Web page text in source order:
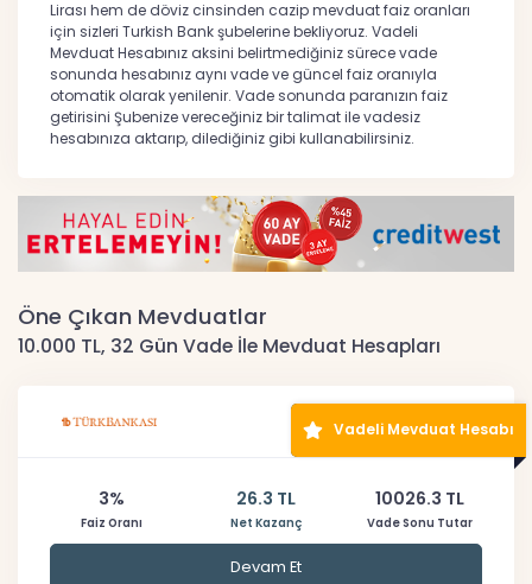
Lirası hem de döviz cinsinden cazip mevduat faiz oranları
için sizleri Turkish Bank şubelerine bekliyoruz. Vadeli
Mevduat Hesabınız aksini belirtmediğiniz sürece vade
sonunda hesabınız aynı vade ve güncel faiz oranıyla
otomatik olarak yenilenir. Vade sonunda paranızın faiz
getirisini Şubenize vereceğiniz bir talimat ile vadesiz
hesabınıza aktarıp, dilediğiniz gibi kullanabilirsiniz.
Öne Çıkan Mevduatlar
10.000 TL, 32 Gün Vade İle Mevduat Hesapları
Vadeli Mevduat Hesabı
3%
Faiz Oranı
26.3 TL
Net Kazanç
10026.3 TL
Vade Sonu Tutar
Devam Et